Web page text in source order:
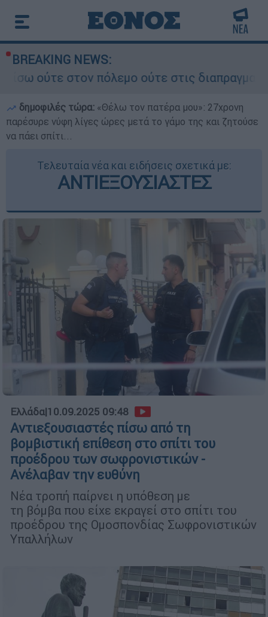
BREAKING NEWS:
ούτε στις διαπραγματεύσεις» - Οι έξι
δημοφιλές τώρα: «Θέλω τον πατέρα μου»: 27χρονη
παρέσυρε νύφη λίγες ώρες μετά το γάμο της και ζητούσε
να πάει σπίτι...
Τελευταία νέα και ειδήσεις σχετικά με:
ΑΝΤΙΕΞΟΥΣΙΑΣΤΕΣ
Ελλάδα|10.09.2025 09:48
Αντιεξουσιαστές πίσω από τη
βομβιστική επίθεση στο σπίτι του
προέδρου των σωφρονιστικών -
Ανέλαβαν την ευθύνη
Νέα τροπή παίρνει η υπόθεση με
τη βόμβα που είχε εκραγεί στο σπίτι του
προέδρου της Ομοσπονδίας Σωφρονιστικών
Υπαλλήλων